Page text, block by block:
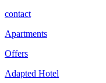
contact
Apartments
Offers
Adapted Hotel